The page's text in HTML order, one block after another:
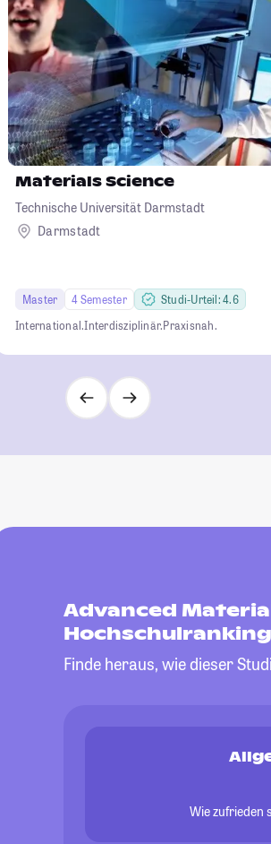
Materials Science
Technische Universität Darmstadt
Darmstadt
Master 4 Semester
Studi-Urteil: 4.6
International.Interdisziplinär.Praxisnah.
Advanced
Hochschulranking
Finde heraus, wie dieser
Wie zufrieden